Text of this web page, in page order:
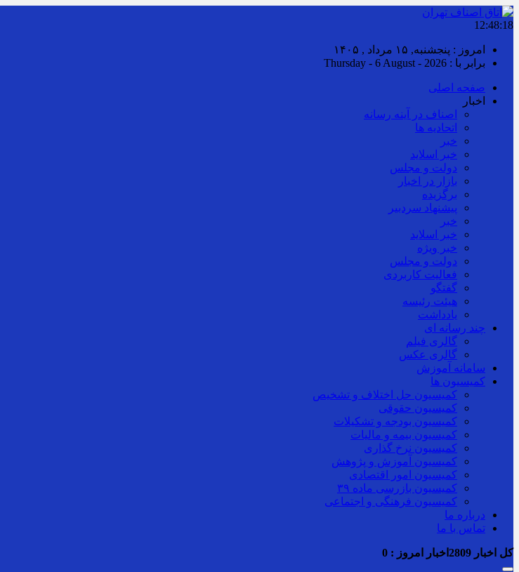
12:48:18
امروز : پنجشنبه, ۱۵ مرداد , ۱۴۰۵
برابر با : Thursday - 6 August - 2026
صفحه اصلی
اخبار
اصناف در آینه رسانه
اتحادیه ها
خبر
خبر اسلايد
دولت و مجلس
بازار در اخبار
برگزیده
پیشنهاد سردبیر
خبر
خبر اسلايد
خبر ویژه
دولت و مجلس
فعالیت کاربردی
گفتگو
هیئت رئیسه
یادداشت
چند رسانه ای
گالری فیلم
گالری عکس
سامانه آموزش
کمیسیون ها
کمیسیون حل اختلاف و تشخیص
کمیسیون حقوقی
کمیسیون بودجه و تشکیلات
کمیسیون بیمه و مالیات
کمیسیون نرخ گذاری
کمیسیون آموزش و پژوهش
کمیسیون امور اقتصادی
کمیسیون بازرسی ماده ۳۹
کمیسیون فرهنگی و اجتماعی
درباره ما
تماس با ما
کل اخبار اخبار امروز : 0